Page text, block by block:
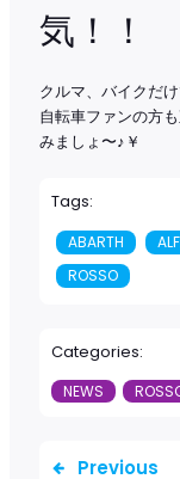
気！！
クルマ、バイクだけ
自転車ファンの方
みましょ〜♪￥
Tags:
ABARTH
ROSSO
Categories:
NEWS
Previous